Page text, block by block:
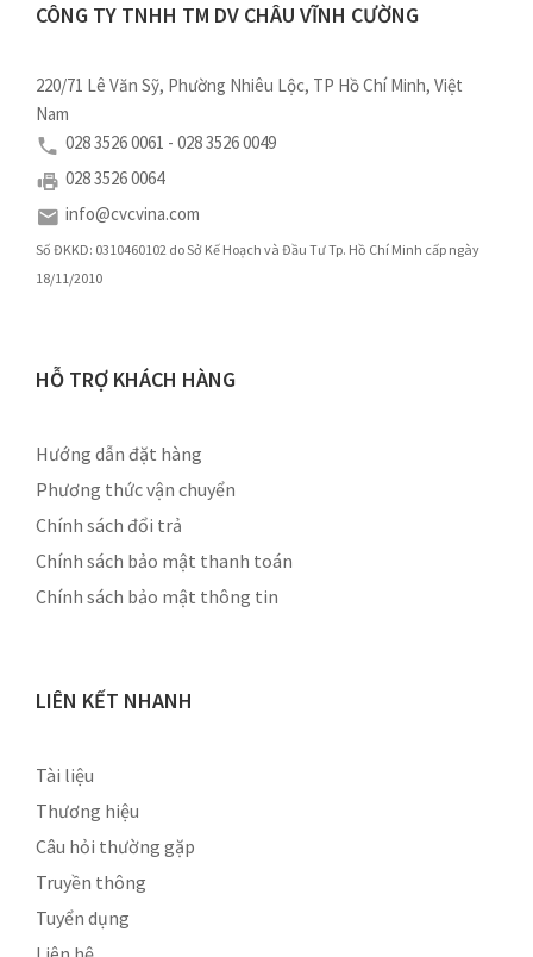
CÔNG TY TNHH TM DV CHÂU VĨNH CƯỜNG
220/71 Lê Văn Sỹ, Phường Nhiêu Lộc, TP Hồ Chí Minh, Việt
Nam
028 3526 0061 - 028 3526 0049
028 3526 0064
info@cvcvina.com
Số ĐKKD: 0310460102 do Sở Kế Hoạch và Đầu Tư Tp. Hồ Chí Minh cấp ngày
18/11/2010
HỖ TRỢ KHÁCH HÀNG
Hướng dẫn đặt hàng
Phương thức vận chuyển
Chính sách đổi trả
Chính sách bảo mật thanh toán
Chính sách bảo mật thông tin
LIÊN KẾT NHANH
Tài liệu
Thương hiệu
Câu hỏi thường gặp
Truyền thông
Tuyển dụng